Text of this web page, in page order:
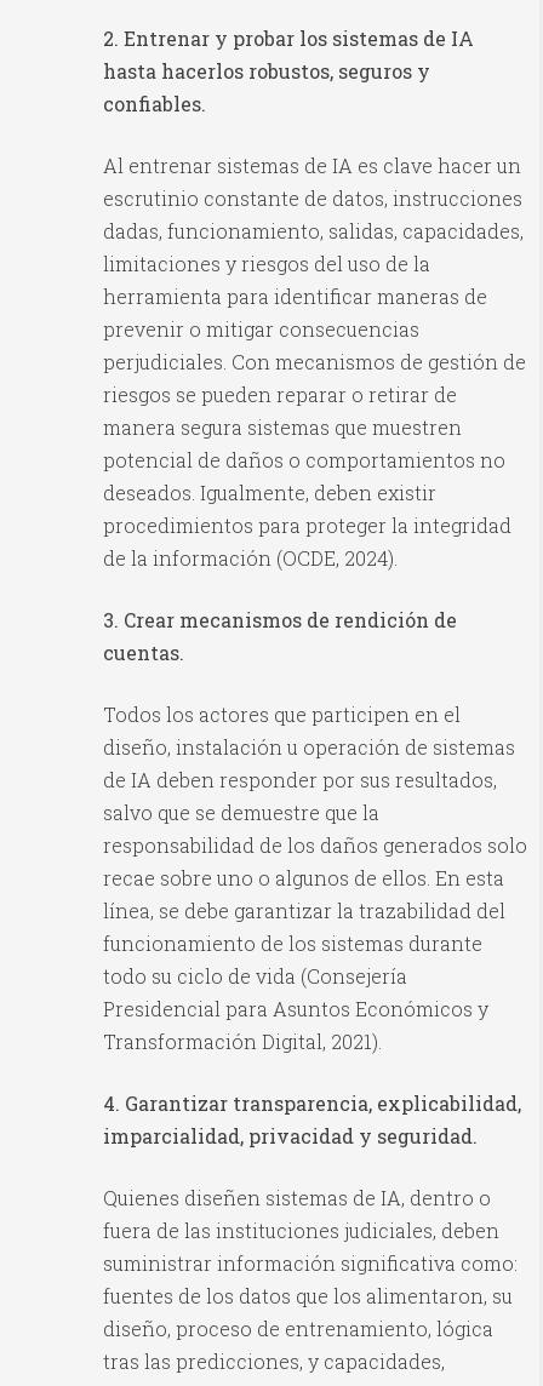
2. Entrenar y probar los sistemas de IA
hasta hacerlos robustos, seguros y
confiables.
Al entrenar sistemas de IA es clave hacer un
escrutinio constante de datos, instrucciones
dadas, funcionamiento, salidas, capacidades,
limitaciones y riesgos del uso de la
herramienta para identificar maneras de
prevenir o mitigar consecuencias
perjudiciales. Con mecanismos de gestión de
riesgos se pueden reparar o retirar de
manera segura sistemas que muestren
potencial de daños o comportamientos no
deseados. Igualmente, deben existir
procedimientos para proteger la integridad
de la información (OCDE, 2024).
3. Crear mecanismos de rendición de
cuentas.
Todos los actores que participen en el
diseño, instalación u operación de sistemas
de IA deben responder por sus resultados,
salvo que se demuestre que la
responsabilidad de los daños generados solo
recae sobre uno o algunos de ellos. En esta
línea, se debe garantizar la trazabilidad del
funcionamiento de los sistemas durante
todo su ciclo de vida (Consejería
Presidencial para Asuntos Económicos y
Transformación Digital, 2021).
4. Garantizar transparencia, explicabilidad,
imparcialidad, privacidad y seguridad.
Quienes diseñen sistemas de IA, dentro o
fuera de las instituciones judiciales, deben
suministrar información significativa como:
fuentes de los datos que los alimentaron, su
diseño, proceso de entrenamiento, lógica
tras las predicciones, y capacidades,